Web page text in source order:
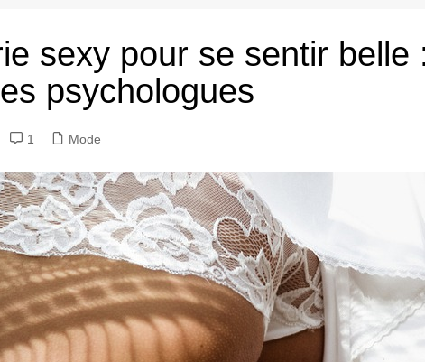
sexy pour se sentir belle
psychologues
1 Mode